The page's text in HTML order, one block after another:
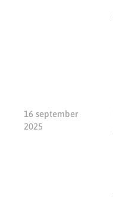
16 september
2025